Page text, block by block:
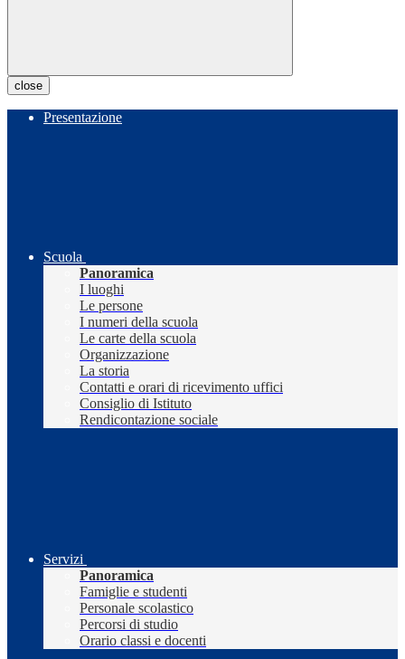
close
Presentazione
Scuola
Panoramica
I luoghi
Le persone
I numeri della scuola
Le carte della scuola
Organizzazione
La storia
Contatti e orari di ricevimento uffici
Consiglio di Istituto
Rendicontazione sociale
Servizi
Panoramica
Famiglie e studenti
Personale scolastico
Percorsi di studio
Orario classi e docenti